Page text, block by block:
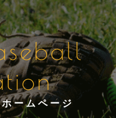
ームページ